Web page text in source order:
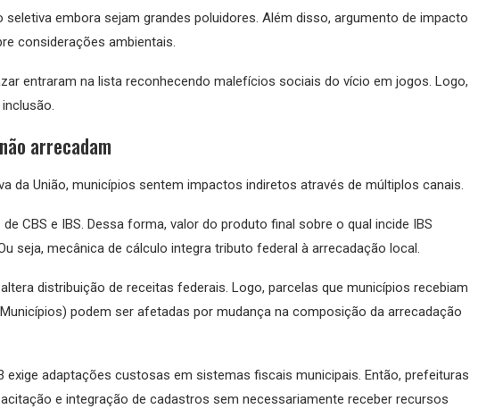
embora sejam grandes poluidores. Além disso, argumento de impacto
considerações ambientais.
entraram na lista reconhecendo malefícios sociais do vício em jogos. Logo,
arrecadam
da União, municípios sentem impactos indiretos através de múltiplos canais.
CBS e IBS. Dessa forma, valor do produto final sobre o qual incide IBS
seja, mecânica de cálculo integra tributo federal à arrecadação local.
distribuição de receitas federais. Logo, parcelas que municípios recebiam
podem ser afetadas por mudança na composição da arrecadação
exige adaptações custosas em sistemas fiscais municipais. Então, prefeituras
e integração de cadastros sem necessariamente receber recursos